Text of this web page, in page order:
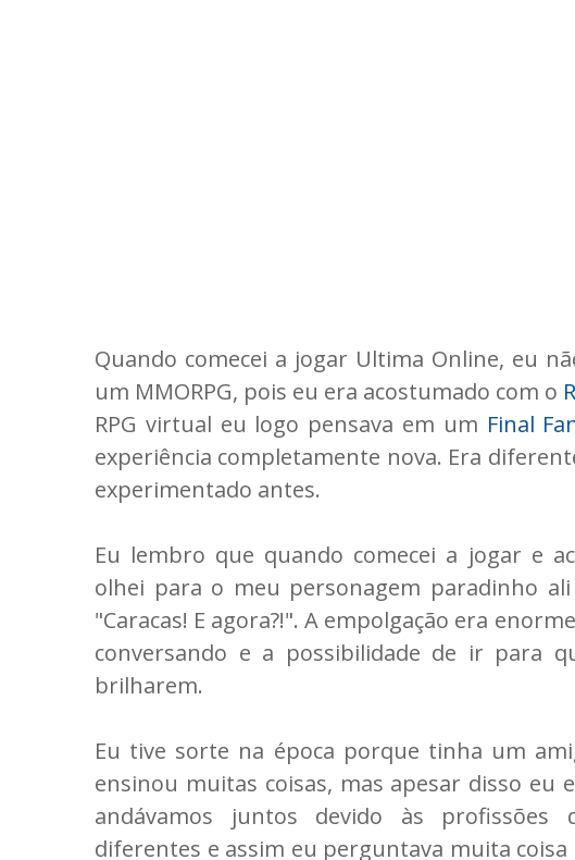
Quando comecei a jogar Ultima Online, eu
um MMORPG, pois eu era acostumado com o
RPG virtual eu logo pensava em um Final
experiência completamente nova. Era
experimentado antes.
Eu lembro que quando comecei a jogar e
olhei para o meu personagem paradinho
"Caracas! E agora?!". A empolgação era
conversando e a possibilidade de ir para
brilharem.
Eu tive sorte na época porque tinha um
ensinou muitas coisas, mas apesar disso eu
andávamos juntos devido às profissões
diferentes e assim eu perguntava muita